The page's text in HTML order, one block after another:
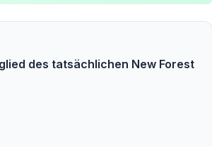
des tatsächlichen New Forest